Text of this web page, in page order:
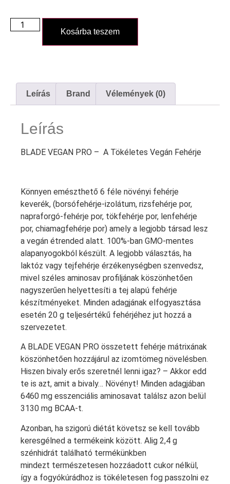
Kosárba teszem
Leírás Brand Vélemények (0)
Leírás
BLADE VEGAN PRO – A Tökéletes Vegán Fehérje
Könnyen emészthető 6 féle növényi fehérje
keverék, (borsófehérje-izolátum, rizsfehérje por,
napraforgó-fehérje por, tökfehérje por, lenfehérje
por, chiamagfehérje por) amely a legjobb társad lesz
a vegán étrended alatt. 100%-ban GMO-mentes
alapanyogokból készült. A legjobb választás, ha
laktóz vagy tejfehérje érzékenységben szenvedsz,
mivel széles aminosav profiljának köszönhetően
nagyszerűen helyettesíti a tej alapú fehérje
készítményeket. Minden adagjának elfogyasztása
esetén 20 g teljesértékű fehérjéhez jut hozzá a
szervezetet.
A BLADE VEGAN PRO összetett fehérje mátrixának
köszönhetően hozzájárul az izomtömeg növelésben.
Hiszen bivaly erős szeretnél lenni igaz? – Akkor edd
te is azt, amit a bivaly… Növényt! Minden adagjában
6460 mg esszenciális aminosavat találsz azon belül
3130 mg BCAA-t.
Azonban, ha szigorú diétát követsz se kell tovább
keresgélned a termékeink között. Alig 2,4 g
szénhidrát található termékünkben
mindezt természetesen hozzáadott cukor nélkül,
így a fogyókúrádhoz is tökéletesen fog passzolni ez